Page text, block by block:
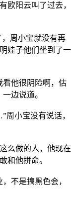
欧阳云叫了过去，
周小宝就没有再
娃子他们坐到了一
他很阴险啊，估
边说道。
小宝没有说话，
么做的人，他现在
和他拼命。
不是搞黑色会，